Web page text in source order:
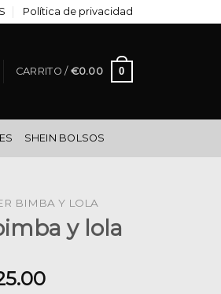
Política de privacidad
CARRITO / €0.00 0
SHEIN BOLSOS
BIMBA Y LOLA
y lola